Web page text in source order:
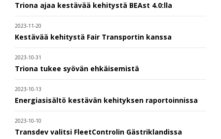
Triona ajaa kestävää kehitystä BEAst 4.0:lla
2023-11-20
Kestävää kehitystä Fair Transportin kanssa
2023-10-31
Triona tukee syövän ehkäisemistä
2023-10-13
Energiasisältö kestävän kehityksen raportoinnissa
2023-10-10
Transdev valitsi FleetControlin Gästriklandissa